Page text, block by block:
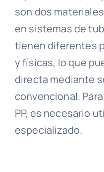
son dos
en sistemas de
tienen diferentes
y físicas, lo que
directa mediante
convencional.
PP, es necesario
especializado.